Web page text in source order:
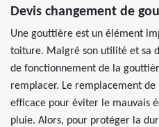
Devis changement de
Une gouttière est un élément
toiture. Malgré son utilité et sa
de fonctionnement de la
remplacer. Le remplacement
efficace pour éviter le mauvais
pluie. Alors, pour protéger la